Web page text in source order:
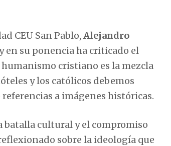
CEU San Pablo, Alejandro
en su ponencia ha criticado el
cristiano es la mezcla
y los católicos debemos
a imágenes históricas.
batalla cultural y el compromiso
sobre la ideología que